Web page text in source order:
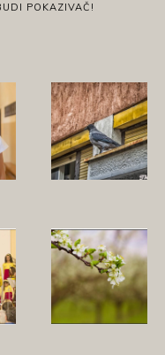
POKAZIVAČ!